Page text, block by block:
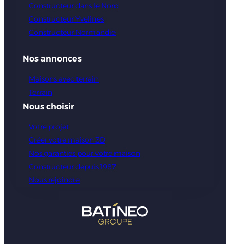
Constructeur dans le Nord
Constructeur Yvelines
Constructeur Normandie
Nos annonces
Maisons avec terrain
Terrain
Nous choisir
Votre projet
Créer votre maison 3D
Nos garanties pour votre maison
Constructeur depuis 1987
Nous rejoindre